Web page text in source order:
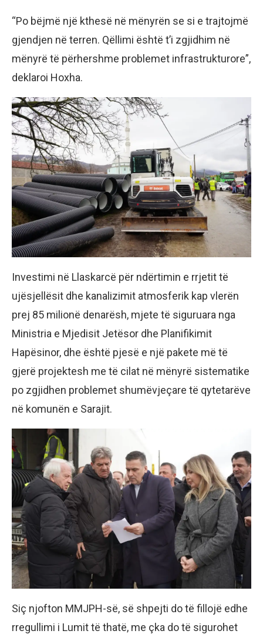
“Po bëjmë një kthesë në mënyrën se si e trajtojmë
gjendjen në terren. Qëllimi është t’i zgjidhim në
mënyrë të përhershme problemet infrastrukturore”,
deklaroi Hoxha.
Investimi në Llaskarcë për ndërtimin e rrjetit të
ujësjellësit dhe kanalizimit atmosferik kap vlerën
prej 85 milionë denarësh, mjete të siguruara nga
Ministria e Mjedisit Jetësor dhe Planifikimit
Hapësinor, dhe është pjesë e një pakete më të
gjerë projektesh me të cilat në mënyrë sistematike
po zgjidhen problemet shumëvjeçare të qytetarëve
në komunën e Sarajit.
Siç njofton MMJPH-së, së shpejti do të fillojë edhe
rregullimi i Lumit të thatë, me çka do të sigurohet